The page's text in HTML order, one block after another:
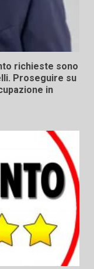
richieste sono
Proseguire su
in